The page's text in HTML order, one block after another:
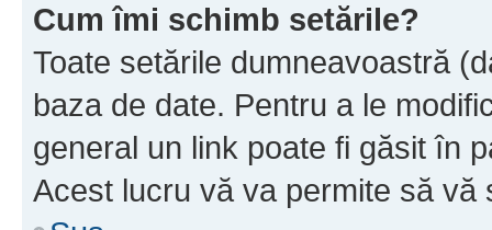
Cum îmi schimb setările?
Toate setările dumneavoastră
baza de date. Pentru a le
general un link poate fi găsit în
Acest lucru vă va permite să vă